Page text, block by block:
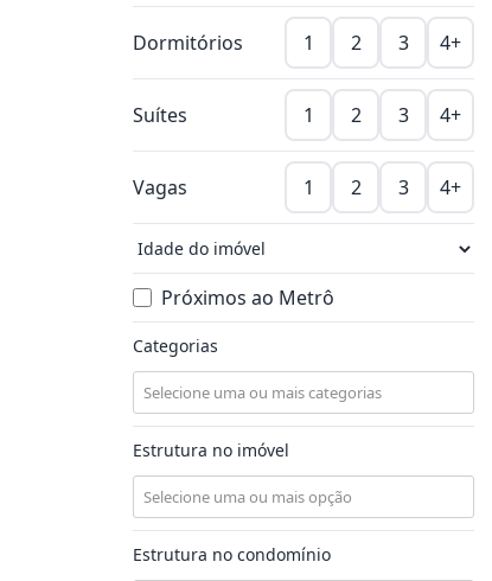
Dormitórios 1 2 3 4+
Suítes 1 2 3 4+
Vagas 1 2 3 4+
Próximos ao Metrô
Categorias
Estrutura no imóvel
Estrutura no condomínio